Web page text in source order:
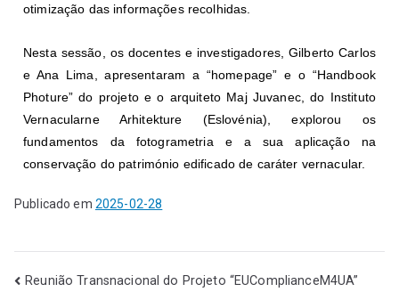
otimização das informações recolhidas.
Nesta sessão, os docentes e investigadores, Gilberto Carlos
e Ana Lima, apresentaram a “homepage” e o “Handbook
Photure” do projeto e o arquiteto Maj Juvanec, do Instituto
Vernacularne Arhitekture (Eslovénia), explorou os
fundamentos da fotogrametria e a sua aplicação na
conservação do património edificado de caráter vernacular.
Publicado em 2025-02-28
Reunião Transnacional do Projeto “EUComplianceM4UA”